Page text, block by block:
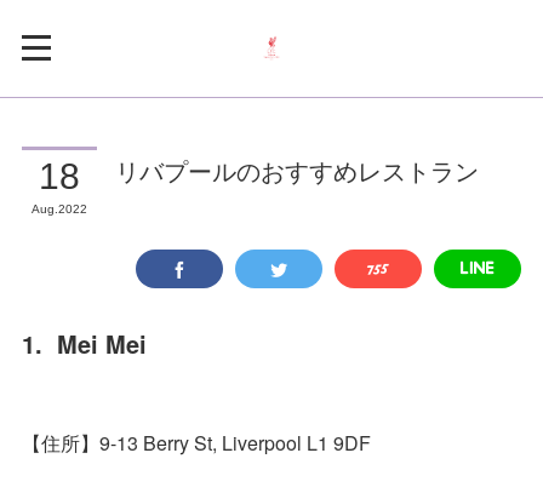
18
Aug 2022
リバプールのおすすめレストラン
1. Mei Mei
【住所】9-13 Berry St, Liverpool L1 9DF